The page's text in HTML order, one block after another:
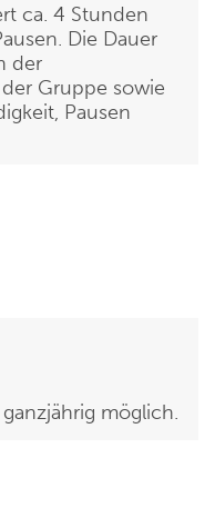
ca. 4 Stunden
Die Dauer
der
Gruppe sowie
Pausen
möglich.